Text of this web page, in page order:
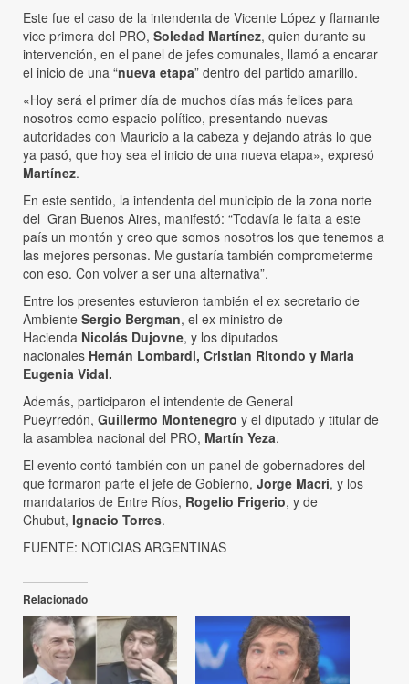
Este fue el caso de la intendenta de Vicente López y flamante
vice primera del PRO, Soledad Martínez, quien durante su
intervención, en el panel de jefes comunales, llamó a encarar
el inicio de una “nueva etapa” dentro del partido amarillo.
«Hoy será el primer día de muchos días más felices para
nosotros como espacio político, presentando nuevas
autoridades con Mauricio a la cabeza y dejando atrás lo que
ya pasó, que hoy sea el inicio de una nueva etapa», expresó
Martínez.
En este sentido, la intendenta del municipio de la zona norte
del Gran Buenos Aires, manifestó: “Todavía le falta a este
país un montón y creo que somos nosotros los que tenemos a
las mejores personas. Me gustaría también comprometerme
con eso. Con volver a ser una alternativa”.
Entre los presentes estuvieron también el ex secretario de
Ambiente Sergio Bergman, el ex ministro de
Hacienda Nicolás Dujovne, y los diputados
nacionales Hernán Lombardi, Cristian Ritondo y Maria
Eugenia Vidal.
Además, participaron el intendente de General
Pueyrredón, Guillermo Montenegro y el diputado y titular de
la asamblea nacional del PRO, Martín Yeza.
El evento contó también con un panel de gobernadores del
que formaron parte el jefe de Gobierno, Jorge Macri, y los
mandatarios de Entre Ríos, Rogelio Frigerio, y de
Chubut, Ignacio Torres.
FUENTE: NOTICIAS ARGENTINAS
Relacionado